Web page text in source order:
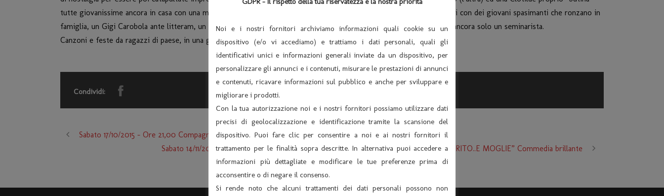
tutte giovanissime ancora in casa con una mamma “de quelle de na’ volta” ma anche tanta voglia de “goderse” magari con dei giovani spasimanti che ronzano in
famiglia, un Gigi Carobola ante litteram, un giovane Vigile che ancora non sa di diventarlo e un Prete che in realtà è ancora solo un seminarista.
Canzoni e feste da ragazzi di paese, in una girandola come sempre di equivoci e scherzi.
Condividi:
Sabato 17/10/2015 – Ore 21,00 Compagnia TEATRO IMPIRIA “ MOLTO PIACERE”
Sabato 14/11/2015 – Ore 21,00 FILODRAMMATICA DI LAIVES (BZ) “ TRA MOGLIE E MARITO..E MOGLIE” Commedia brillante
Noi e i nostri fornitori archiviamo informazioni quali cookie su un
dispositivo (e/o vi accediamo) e trattiamo i dati personali, quali gli
identificativi unici e informazioni generali inviate da un dispositivo, per
personalizzare gli annunci e i contenuti, misurare le prestazioni di annunci
e contenuti, ricavare informazioni sul pubblico e anche per sviluppare e
migliorare i prodotti.
Con la tua autorizzazione noi e i nostri fornitori possiamo utilizzare dati
precisi di geolocalizzazione e identificazione tramite la scansione del
dispositivo. Puoi fare clic per consentire a noi e ai nostri fornitori il
trattamento per le finalità sopra descritte. In alternativa puoi accedere a
informazioni più dettagliate e modificare le tue preferenze prima di
acconsentire o di negare il consenso.
Si rende noto che alcuni trattamenti dei dati personali possono non